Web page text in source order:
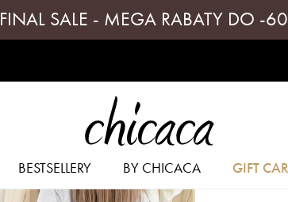
FINAL SALE - MEGA RABATY DO -
BESTSELLERY BY CHICACA GIFT